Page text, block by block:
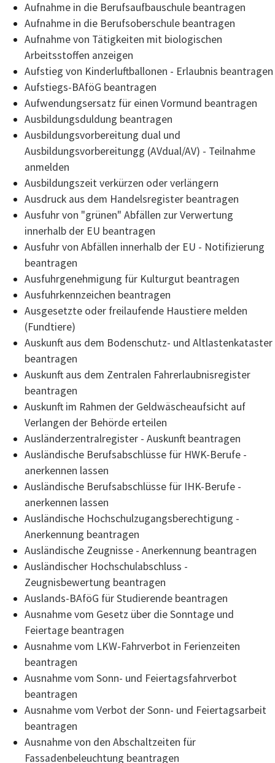
Aufnahme in die Berufsaufbauschule beantragen
Aufnahme in die Berufsoberschule beantragen
Aufnahme von Tätigkeiten mit biologischen
Arbeitsstoffen anzeigen
Aufstieg von Kinderluftballonen - Erlaubnis beantragen
Aufstiegs-BAföG beantragen
Aufwendungsersatz für einen Vormund beantragen
Ausbildungsduldung beantragen
Ausbildungsvorbereitung dual und
Ausbildungsvorbereitungg (AVdual/AV) - Teilnahme
anmelden
Ausbildungszeit verkürzen oder verlängern
Ausdruck aus dem Handelsregister beantragen
Ausfuhr von "grünen" Abfällen zur Verwertung
innerhalb der EU beantragen
Ausfuhr von Abfällen innerhalb der EU - Notifizierung
beantragen
Ausfuhrgenehmigung für Kulturgut beantragen
Ausfuhrkennzeichen beantragen
Ausgesetzte oder freilaufende Haustiere melden
(Fundtiere)
Auskunft aus dem Bodenschutz- und Altlastenkataster
beantragen
Auskunft aus dem Zentralen Fahrerlaubnisregister
beantragen
Auskunft im Rahmen der Geldwäscheaufsicht auf
Verlangen der Behörde erteilen
Ausländerzentralregister - Auskunft beantragen
Ausländische Berufsabschlüsse für HWK-Berufe -
anerkennen lassen
Ausländische Berufsabschlüsse für IHK-Berufe -
anerkennen lassen
Ausländische Hochschulzugangsberechtigung -
Anerkennung beantragen
Ausländische Zeugnisse - Anerkennung beantragen
Ausländischer Hochschulabschluss -
Zeugnisbewertung beantragen
Auslands-BAföG für Studierende beantragen
Ausnahme vom Gesetz über die Sonntage und
Feiertage beantragen
Ausnahme vom LKW-Fahrverbot in Ferienzeiten
beantragen
Ausnahme vom Sonn- und Feiertagsfahrverbot
beantragen
Ausnahme vom Verbot der Sonn- und Feiertagsarbeit
beantragen
Ausnahme von den Abschaltzeiten für
Fassadenbeleuchtung beantragen